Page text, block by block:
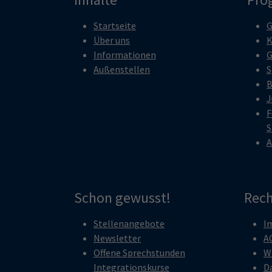
Startseite
Über uns
Informationen
Außenstellen
Schon gewusst!
Stellenangebote
Newsletter
Offene Sprechstunden
Integrationskurse